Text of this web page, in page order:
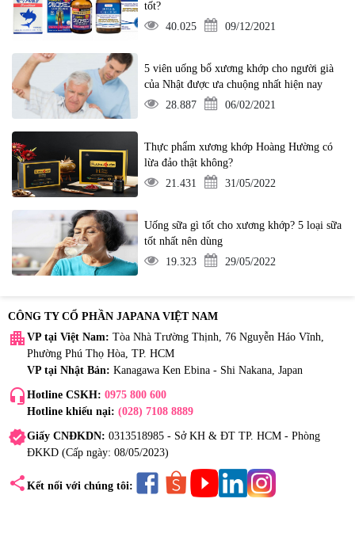
tốt?
40.025
09/12/2021
5 viên uống bổ xương khớp cho người già
của Nhật được ưa chuộng nhất hiện nay
28.887
06/02/2021
Thực phẩm xương khớp Hoàng Hường có
lừa đảo thật không?
21.431
31/05/2022
Uống sữa gì tốt cho xương khớp? 5 loại sữa
tốt nhất nên dùng
19.323
29/05/2022
CÔNG TY CỔ PHẦN JAPANA VIỆT NAM
apartment VP tại Việt Nam: Tòa Nhà Trường Thịnh, 76 Nguyễn Háo Vĩnh,
Phường Phú Thọ Hòa, TP. HCM
VP tại Nhật Bản: Kanagawa Ken Ebina - Shi Nakana, Japan
headset_mic Hotline CSKH: 0975 800 600
Hotline khiếu nại: (028) 7108 8889
verifiedGiấy CNĐKDN: 0313518985 - Sở KH & ĐT TP. HCM - Phòng
ĐKKD (Cấp ngày: 08/05/2023)
share Kết nối với chúng tôi: